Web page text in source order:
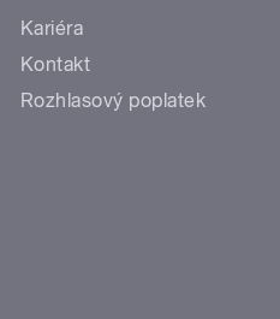
Kariéra
Kontakt
Rozhlasový poplatek